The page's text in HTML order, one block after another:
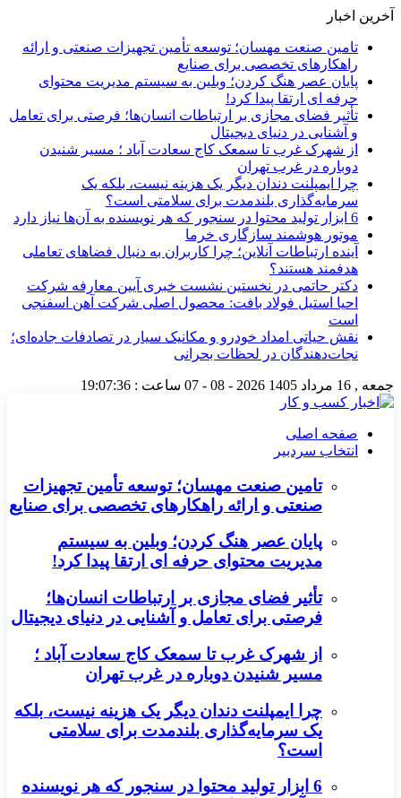
آخرین اخبار
تامین صنعت مهسان؛ توسعه تأمین تجهیزات صنعتی و ارائه
راهکارهای تخصصی برای صنایع
پایان عصر هنگ کردن؛ وبلین به سیستم مدیریت محتوای
حرفه ای ارتقا پیدا کرد!
تأثیر فضای مجازی بر ارتباطات انسان‌ها؛ فرصتی برای تعامل
و آشنایی در دنیای دیجیتال
از شهرک غرب تا سمعک کاج سعادت آباد ؛ مسیر شنیدن
دوباره در غرب تهران
چرا ایمپلنت دندان دیگر یک هزینه نیست، بلکه یک
سرمایه‌گذاری بلندمدت برای سلامتی است؟
6 ابزار تولید محتوا در سنجور که هر نویسنده به آن‌ها نیاز دارد
موتور هوشمند سازگاری خرما
آینده ارتباطات آنلاین؛ چرا کاربران به دنبال فضاهای تعاملی
هدفمند هستند؟
دکتر حاتمی در نخستین نشست خبری آیین معارفه شرکت
احیا استیل فولاد بافت: محصول اصلی شرکت آهن اسفنجی
است
نقش حیاتی امداد خودرو و مکانیک سیار در تصادفات جاده‌ای؛
نجات‌دهندگان در لحظات بحرانی
جمعه , 16 مرداد 1405 2026 - 08 - 07 ساعت : 19:07:36
صفحه اصلی
انتخاب سردبیر
تامین صنعت مهسان؛ توسعه تأمین تجهیزات
صنعتی و ارائه راهکارهای تخصصی برای صنایع
پایان عصر هنگ کردن؛ وبلین به سیستم
مدیریت محتوای حرفه ای ارتقا پیدا کرد!
تأثیر فضای مجازی بر ارتباطات انسان‌ها؛
فرصتی برای تعامل و آشنایی در دنیای دیجیتال
از شهرک غرب تا سمعک کاج سعادت آباد ؛
مسیر شنیدن دوباره در غرب تهران
چرا ایمپلنت دندان دیگر یک هزینه نیست، بلکه
یک سرمایه‌گذاری بلندمدت برای سلامتی
است؟
6 ابزار تولید محتوا در سنجور که هر نویسنده